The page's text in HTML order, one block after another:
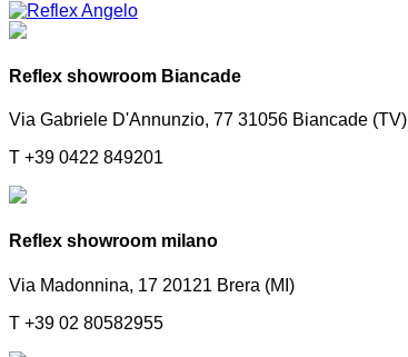
Reflex showroom Biancade
Via Gabriele D'Annunzio, 77 31056 Biancade (TV)
T +39 0422 849201
Reflex showroom milano
Via Madonnina, 17 20121 Brera (MI)
T +39 02 80582955